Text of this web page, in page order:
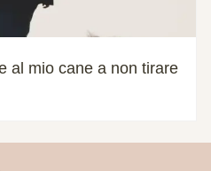
al mio cane a non tirare